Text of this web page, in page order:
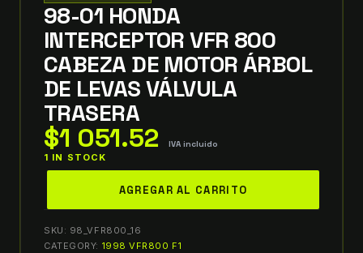
98-01 HONDA
INTERCEPTOR VFR 800
CABEZA DE MOTOR ÁRBOL
DE LEVAS VÁLVULA
TRASERA
$1 051.52 IVA incluido
1 IN STOCK
interceptor
AGREGAR AL CARRITO
SKU: 98_VFR800_16
CATEGORY: 1998 VFR800 F1